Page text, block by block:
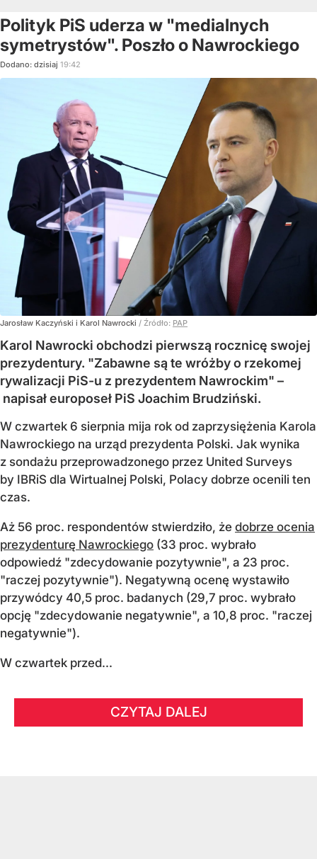
Polityk PiS uderza w "medialnych
symetrystów". Poszło o Nawrockiego
Dodano: dzisiaj 19:42
Jarosław Kaczyński i Karol Nawrocki / Źródło: PAP
Karol Nawrocki obchodzi pierwszą rocznicę swojej
prezydentury. "Zabawne są te wróżby o rzekomej
rywalizacji PiS-u z prezydentem Nawrockim" –
napisał europoseł PiS Joachim Brudziński.
W czwartek 6 sierpnia mija rok od zaprzysiężenia Karola
Nawrockiego na urząd prezydenta Polski. Jak wynika
z sondażu przeprowadzonego przez United Surveys
by IBRiS dla Wirtualnej Polski, Polacy dobrze ocenili ten
czas.
Aż 56 proc. respondentów stwierdziło, że dobrze ocenia
prezydenturę Nawrockiego (33 proc. wybrało
odpowiedź "zdecydowanie pozytywnie", a 23 proc.
"raczej pozytywnie"). Negatywną ocenę wystawiło
przywódcy 40,5 proc. badanych (29,7 proc. wybrało
opcję "zdecydowanie negatywnie", a 10,8 proc. "raczej
negatywnie").
W czwartek przed...
CZYTAJ DALEJ